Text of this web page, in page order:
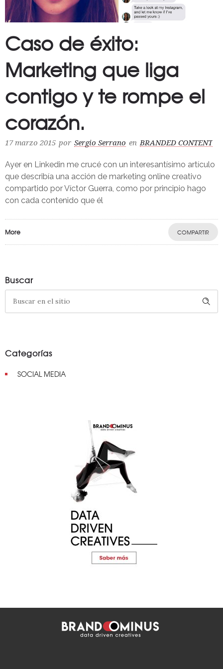
Caso de éxito:
Marketing que liga
contigo y te rompe el
corazón.
17 marzo 2015 por Sergio Serrano en BRANDED CONTENT
Ayer en Linkedin me crucé con un interesantísimo artículo
que describía una acción de marketing online creativo
compartido por Víctor Guerra, como por principio hago
con cada contenido que él
More COMPARTIR
Buscar
Categorías
SOCIAL MEDIA